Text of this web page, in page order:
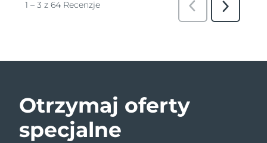
Otrzymaj oferty
specjalne